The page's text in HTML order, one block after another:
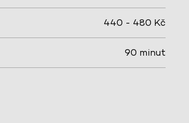
440 - 480 Kč
90 minut